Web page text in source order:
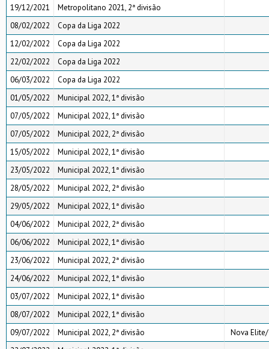
19/12/2021
Metropolitano 2021, 2ª divisão
08/02/2022
Copa da Liga 2022
12/02/2022
Copa da Liga 2022
22/02/2022
Copa da Liga 2022
06/03/2022
Copa da Liga 2022
01/05/2022
Municipal 2022, 1ª divisão
07/05/2022
Municipal 2022, 1ª divisão
07/05/2022
Municipal 2022, 2ª divisão
15/05/2022
Municipal 2022, 1ª divisão
23/05/2022
Municipal 2022, 1ª divisão
28/05/2022
Municipal 2022, 2ª divisão
29/05/2022
Municipal 2022, 1ª divisão
04/06/2022
Municipal 2022, 2ª divisão
06/06/2022
Municipal 2022, 1ª divisão
23/06/2022
Municipal 2022, 2ª divisão
24/06/2022
Municipal 2022, 1ª divisão
03/07/2022
Municipal 2022, 1ª divisão
08/07/2022
Municipal 2022, 1ª divisão
09/07/2022
Municipal 2022, 2ª divisão
Nova